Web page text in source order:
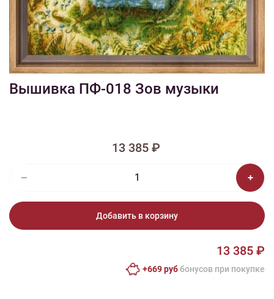
Смотреть видео - обзор
Изображения и цвет представленного товара могут незначительно
отличаться от оригинала продукции, взависимости от разрешения и
настроек вашего монитора, а также условий освещения при съемке
Вышивка ПФ-018 Зов музыки
13 385 ₽
Добавить в корзину
13 385 ₽
+669 руббонусов при покупке